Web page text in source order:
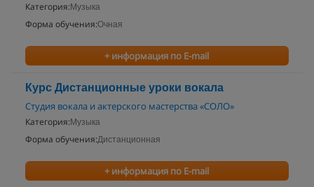
Категория: Музыка
Форма обучения:Очная
+ информация по E-mail
Курс Дистанционные уроки вокала
Студия вокала и актерского мастерства «СОЛО»
Категория: Музыка
Форма обучения:Дистанционная
+ информация по E-mail